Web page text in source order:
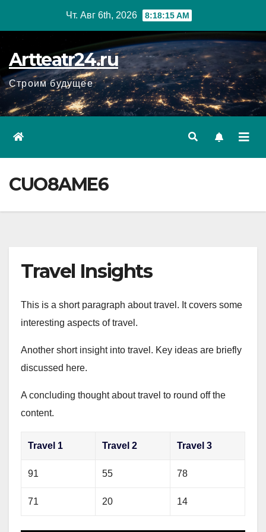
Чт. Авг 6th, 2026 8:18:16 AM
Artteatr24.ru
Строим будущее
CUO8AME6
Travel Insights
This is a short paragraph about travel. It covers some
interesting aspects of travel.
Another short insight into travel. Key ideas are briefly
discussed here.
A concluding thought about travel to round off the
content.
Travel 1 Travel 2 Travel 3
91 55 78
71 20 14